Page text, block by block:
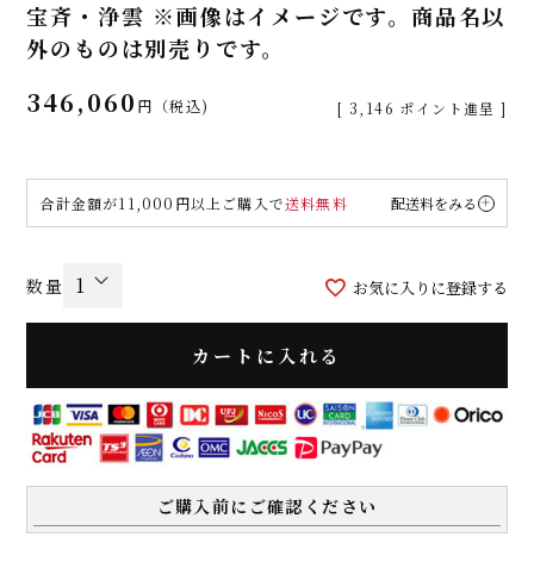
宝斉・浄雲 ※画像はイメージです。商品名以
外のものは別売りです。
346,060 税込 [ 3,146 ポイント進呈 ]
合計金額が11,000円以上ご購入で送料無料 配送料をみる
お気に入りに登録する
カートに入れる
ご購入前にご確認ください